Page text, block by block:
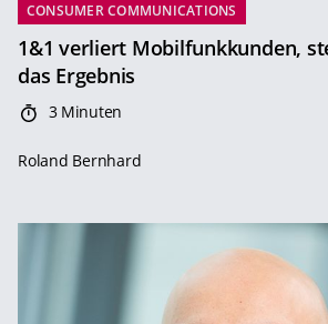
CONSUMER COMMUNICATIONS
1&1 verliert Mobilfunkkunden,
das Ergebnis
3 Minuten
Roland Bernhard